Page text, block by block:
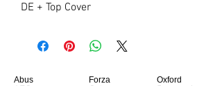
DE + Top Cover
Abus
Forza
Oxford